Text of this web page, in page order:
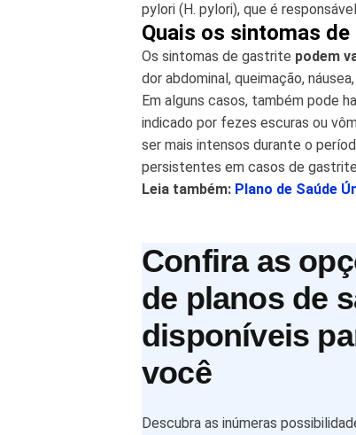
pylori (H. pylori), que é
Quais os sintomas
Os sintomas de gastrite podem
dor abdominal, queimação,
Em alguns casos, também pode
indicado por fezes escuras ou
ser mais intensos durante o
persistentes em casos de
Leia também: Plano de Saúde
Confira as
de planos de
disponíveis
você
Descubra as inúmeras